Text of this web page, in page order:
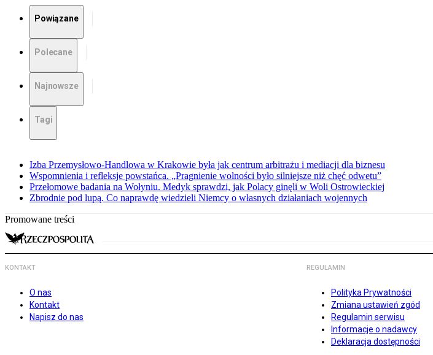
Powiązane
Polecane
Najnowsze
Tagi
Izba Przemysłowo-Handlowa w Krakowie była jak centrum arbitrażu i mediacji dla biznesu
Wspomnienia i refleksje powstańca. „Pragnienie wolności było silniejsze niż chęć odwetu”
Przełomowe badania na Wołyniu. Medyk sprawdzi, jak Polacy ginęli w Woli Ostrowieckiej
Zbrodnie pod lupą. Co naprawdę wiedzieli Niemcy o własnych działaniach wojennych
Promowane treści
KONTAKT
O nas
Kontakt
Napisz do nas
REGULAMIN
Polityka Prywatności
Zmiana ustawień zgód
Regulamin serwisu
Informacje o nadawcy
Deklaracja dostępności